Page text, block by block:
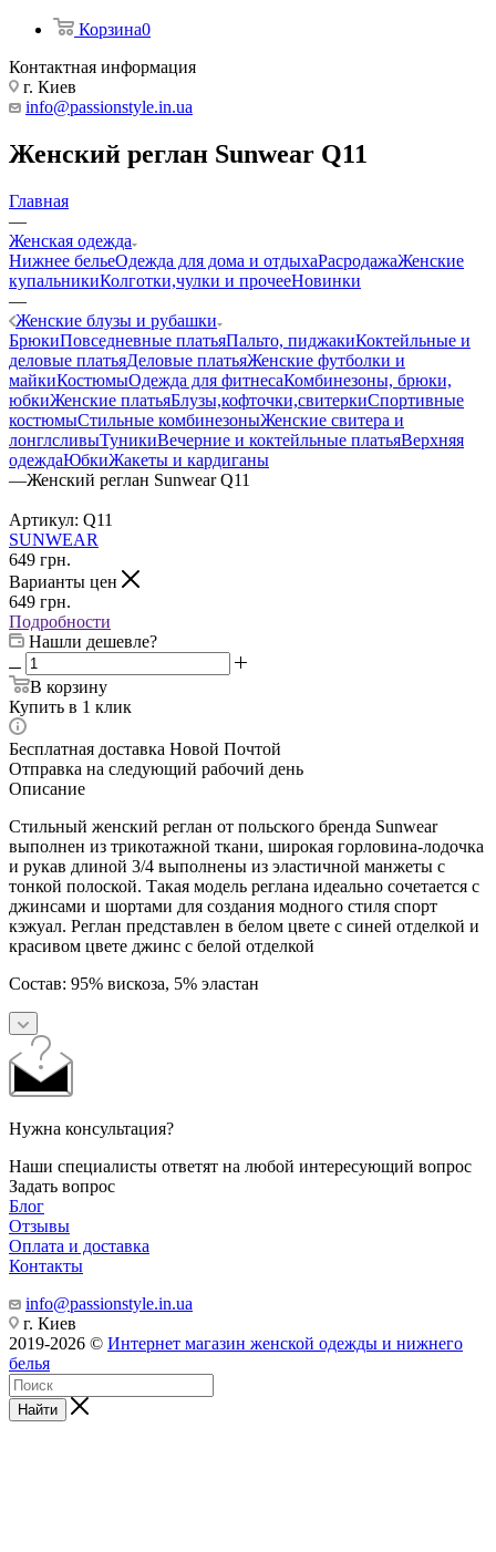
Корзина0
Контактная информация
г. Киев
info@passionstyle.in.ua
Женский реглан Sunwear Q11
Главная
—
Женская одежда
Нижнее бельеОдежда для дома и отдыхаРасродажаЖенские
купальникиКолготки,чулки и прочееНовинки
—
Женские блузы и рубашки
БрюкиПовседневные платьяПальто, пиджакиКоктейльные и
деловые платьяДеловые платьяЖенские футболки и
майкиКостюмыОдежда для фитнесаКомбинезоны, брюки,
юбкиЖенские платьяБлузы,кофточки,свитеркиСпортивные
костюмыСтильные комбинезоныЖенские свитера и
лонглсливыТуникиВечерние и коктейльные платьяВерхняя
одеждаЮбкиЖакеты и кардиганы
—Женский реглан Sunwear Q11
Артикул: Q11
SUNWEAR
649 грн.
Варианты цен
649 грн.
Подробности
Нашли дешевле?
В корзину
Купить в 1 клик
Бесплатная доставка Новой Почтой
Отправка на следующий рабочий день
Описание
Стильный женский реглан от польского бренда Sunwear
выполнен из трикотажной ткани, широкая горловина-лодочка
и рукав длиной 3/4 выполнены из эластичной манжеты с
тонкой полоской. Такая модель реглана идеально сочетается с
джинсами и шортами для создания модного стиля спорт
кэжуал. Реглан представлен в белом цвете с синей отделкой и
красивом цвете джинс с белой отделкой
Состав: 95% вискоза, 5% эластан
Нужна консультация?
Наши специалисты ответят на любой интересующий вопрос
Задать вопрос
Блог
Отзывы
Оплата и доставка
Контакты
info@passionstyle.in.ua
г. Киев
2019-2026 © Интернет магазин женской одежды и нижнего
белья
Найти